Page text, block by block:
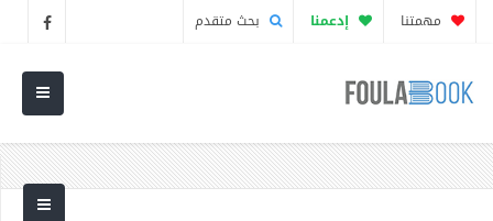
مهمتنا إدعمنا بحث متقدم